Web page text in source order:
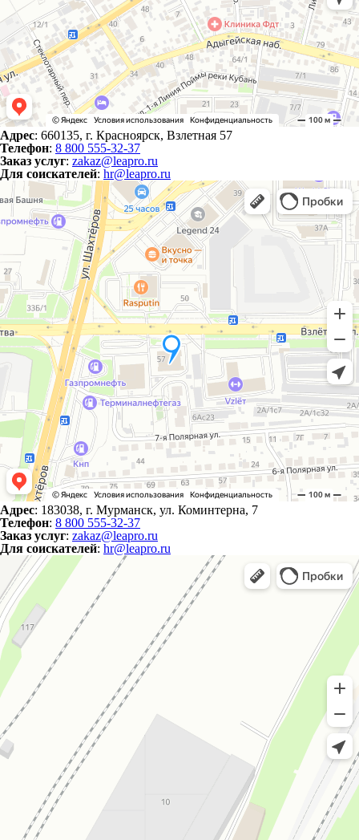
Адрес: 660135, г. Красноярск, Взлетная 57
Телефон: 8 800 555-32-37
Заказ услуг: zakaz@leapro.ru
Для соискателей: hr@leapro.ru
Адрес: 183038, г. Мурманск, ул. Коминтерна, 7
Телефон: 8 800 555-32-37
Заказ услуг: zakaz@leapro.ru
Для соискателей: hr@leapro.ru